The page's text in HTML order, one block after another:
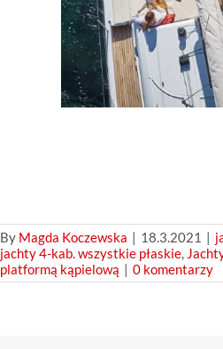
By Magda Koczewska | 18.3.2021 |
jachty 4-kab. wszystkie płaskie,
platformą kąpielową | 0 komentarzy